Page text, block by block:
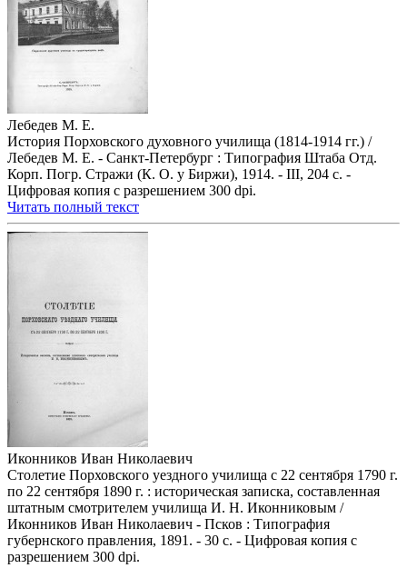
Лебедев М. Е.
История Порховского духовного училища (1814-1914 гг.) /
Лебедев М. Е. - Санкт-Петербург : Типография Штаба Отд.
Корп. Погр. Стражи (К. О. у Биржи), 1914. - III, 204 с. -
Цифровая копия с разрешением 300 dpi.
Читать полный текст
Иконников Иван Николаевич
Столетие Порховского уездного училища с 22 сентября 1790 г.
по 22 сентября 1890 г. : историческая записка, составленная
штатным смотрителем училища И. Н. Иконниковым /
Иконников Иван Николаевич - Псков : Типография
губернского правления, 1891. - 30 с. - Цифровая копия с
разрешением 300 dpi.